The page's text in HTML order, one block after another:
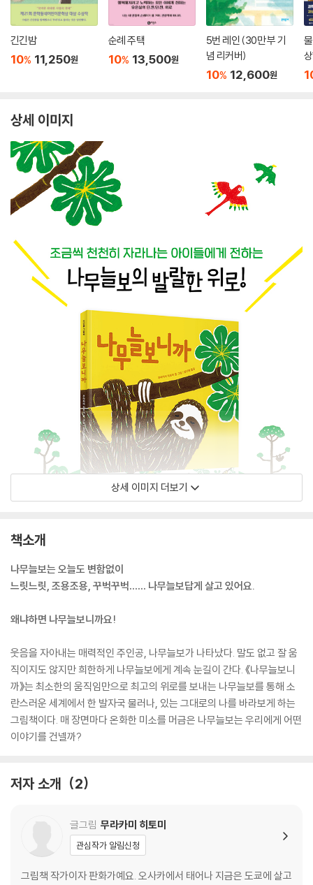
긴긴밤
10% 11,250원
순례 주택
10% 13,500원
5번 레인 (30만 부 기
념 리커버)
10% 12,600원
상세 이미지
상세 이미지 더보기
책소개
나무늘보는 오늘도 변함없이
느릿느릿, 조용조용, 꾸벅꾸벅…… 나무늘보답게 살고 있어요.
왜냐하면 나무늘보니까요!
웃음을 자아내는 매력적인 주인공, 나무늘보가 나타났다. 말도 없고 잘 움
직이지도 않지만 희한하게 나무늘보에게 계속 눈길이 간다. 《나무늘보니
까》는 최소한의 움직임만으로 최고의 위로를 보내는 나무늘보를 통해 소
란스러운 세계에서 한 발자국 물러나, 있는 그대로의 나를 바라보게 하는
그림책이다. 매 장면마다 온화한 미소를 머금은 나무늘보는 우리에게 어떤
이야기를 건넬까?
저자 소개 2
글그림 무라카미 히토미
관심작가 알림신청
그림책 작가이자 판화가예요. 오사카에서 태어나 지금은 도쿄에 살고